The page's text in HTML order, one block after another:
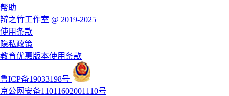
帮助
辩之竹工作室 @ 2019-2025
使用条款
隐私政策
教育优惠版本使用条款
鲁ICP备19033198号
京公网安备11011602001110号